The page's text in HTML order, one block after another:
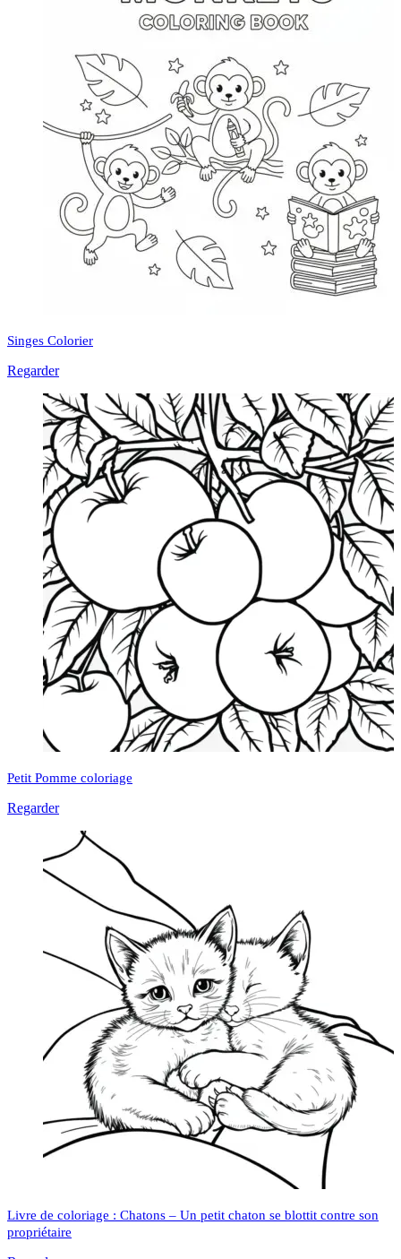
Singes Colorier
Regarder
Petit Pomme coloriage
Regarder
Livre de coloriage : Chatons – Un petit chaton se blottit contre son
propriétaire